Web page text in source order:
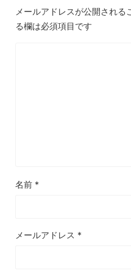
メールアドレスが公開される
る欄は必須項目です
名前 *
メールアドレス *